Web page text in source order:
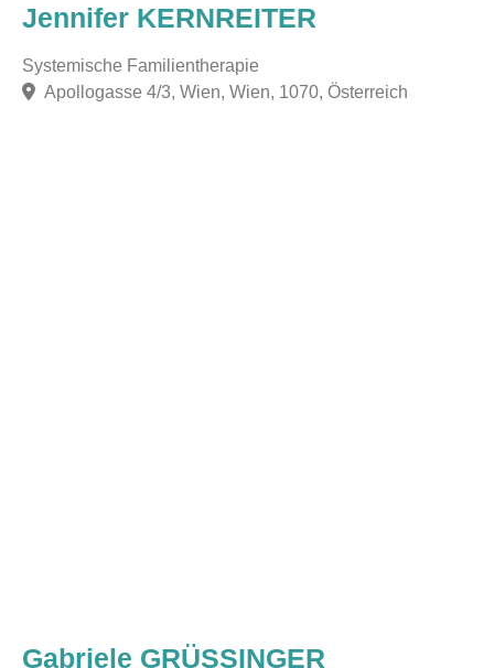
Jennifer KERNREITER
Systemische Familientherapie
Apollogasse 4/3, Wien, Wien, 1070, Österreich
Gabriele GRÜSSINGER